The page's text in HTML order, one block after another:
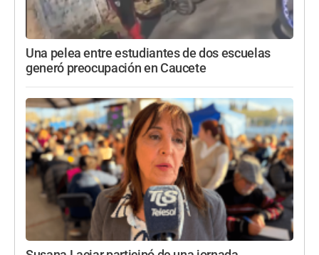
Una pelea entre estudiantes de dos escuelas
generó preocupación en Caucete